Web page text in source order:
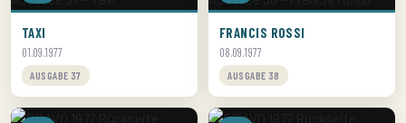
TAXI
01.09.1977
AUSGABE 37
FRANCIS ROSSI
08.09.1977
AUSGABE 38